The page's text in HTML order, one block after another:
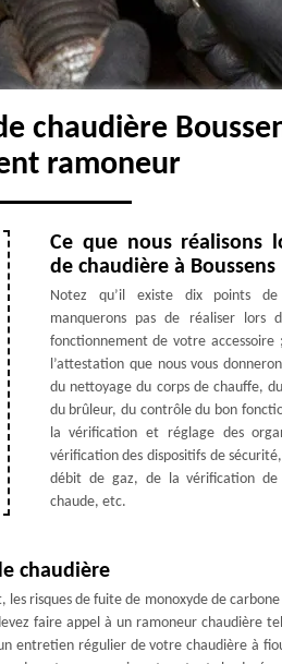
chaudière
ramoneur
Ce que nous réalisons
de chaudière à Boussens
Notez qu’il existe dix points
manquerons pas de réaliser lors
fonctionnement de votre
l’attestation que nous vous
du nettoyage du corps de chauffe,
du brûleur, du contrôle du bon
la vérification et réglage des
vérification des dispositifs de
débit de gaz, de la vérification
chaude, etc.
chaudière
risques de fuite de monoxyde de
faire appel à un ramoneur chaudière
entretien régulier de votre chaudière à